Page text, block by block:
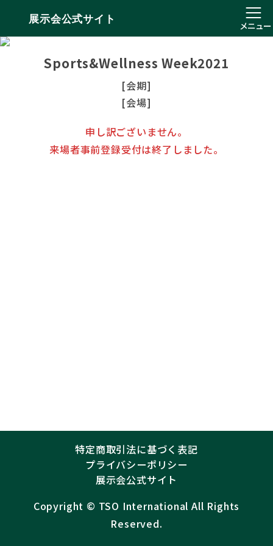
展示会公式サイト
メニュー
Sports&Wellness Week2021
[会期]
[会場]
申し訳ございません。
来場者事前登録受付は終了しました。
特定商取引法に基づく表記
プライバシーポリシー
展示会公式サイト
Copyright ©︎ TSO International All Rights
Reserved.